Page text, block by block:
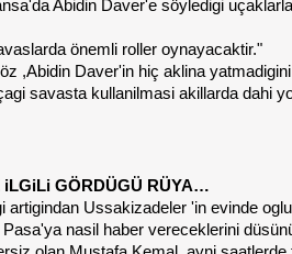
Abidin Daver'e söyledigi
önemli roller oynayacaktir."
,Abidin Daver'in hiç aklina
savasta kullanilmasi akillarda dahi
GÖRDÜGÜ RÜYA…
artigindan Ussakizadeler 'in evinde
nasil haber vereceklerini